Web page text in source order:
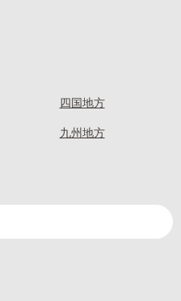
四国地方
九州地方